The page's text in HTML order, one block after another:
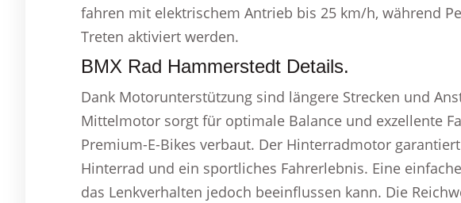
fahren mit elektrischem Antrieb bis 25 km/h, während
Treten aktiviert werden.
BMX Rad Hammerstedt Details.
Dank Motorunterstützung sind längere Strecken und
Mittelmotor sorgt für optimale Balance und exzellente
Premium-E-Bikes verbaut. Der Hinterradmotor
Hinterrad und ein sportliches Fahrerlebnis. Eine
das Lenkverhalten jedoch beeinflussen kann. Die